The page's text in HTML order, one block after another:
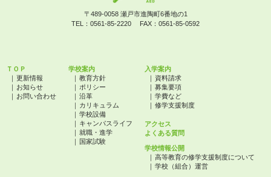
〒489-0058 瀬戸市進陶町6番地の1
TEL：0561-85-2220 FAX： 0561-85-0592
ＴＯＰ
更新情報
お知らせ
お問い合わせ
学校案内
教育方針
ポリシー
沿革
カリキュラム
学校設備
キャンパスライフ
就職・進学
国家試験
入学案内
資料請求
募集要項
学費など
修学支援制度
アクセス
よくある質問
学校情報公開
高等教育の修学支援制度について
学校（組合）運営